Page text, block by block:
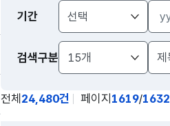
보도자료
검색
기간
검색구분
전체 24,480건 페이지 1619/1632